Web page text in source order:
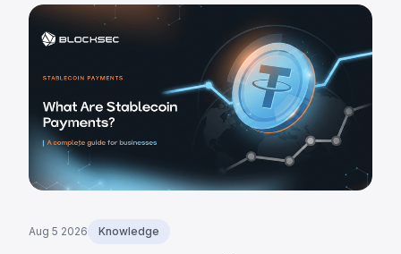
оценки до 2 055 BTC.
Aug 5 2026 Knowledge